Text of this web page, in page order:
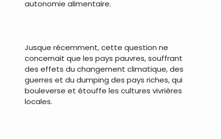
autonomie alimentaire.
Jusque récemment, cette question ne
concernait que les pays pauvres, souffrant
des effets du changement climatique, des
guerres et du dumping des pays riches, qui
bouleverse et étouffe les cultures vivrières
locales.